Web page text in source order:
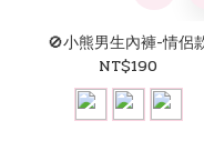
🚫小熊男生內褲-情侶
NT$190